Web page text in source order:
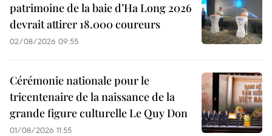
patrimoine de la baie d’Ha Long 2026
devrait attirer 18.000 coureurs
02/08/2026 09:55
Cérémonie nationale pour le
tricentenaire de la naissance de la
grande figure culturelle Le Quy Don
01/08/2026 11:55